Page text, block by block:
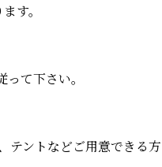
す。
て下さい。
テントなどご用意できる方